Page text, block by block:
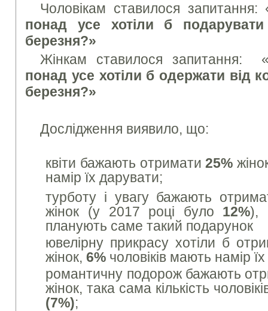
Чоловікам ставилося запитання:
понад усе хотіли б
березня?»
Жінкам ставилося запитання:
понад усе хотіли б одержати від
березня?»
Дослідження виявило, що:
квіти бажають отримати25%
намір їх дарувати;
турботу і увагу бажають
жінок (у 2017 році було 12%),
планують саме такий подарунок
ювелірну прикрасу хотіли б
жінок,6% чоловіків мають намір
романтичну подорож бажають
жінок, така сама кількість
(7%);